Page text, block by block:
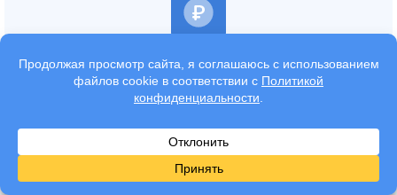
Снижение работоспособности влияет на качество
жизни и финансовую стабильность